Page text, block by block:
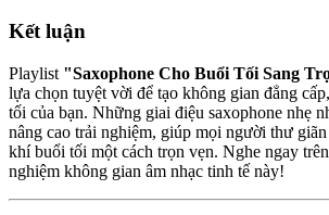
Kết luận
Playlist "Saxophone Cho Buổi Tối Sang
lựa chọn tuyệt vời để tạo không gian đẳng
tối của bạn. Những giai điệu saxophone nhẹ
nâng cao trải nghiệm, giúp mọi người thư
khí buổi tối một cách trọn vẹn. Nghe ngay
nghiệm không gian âm nhạc tinh tế này!